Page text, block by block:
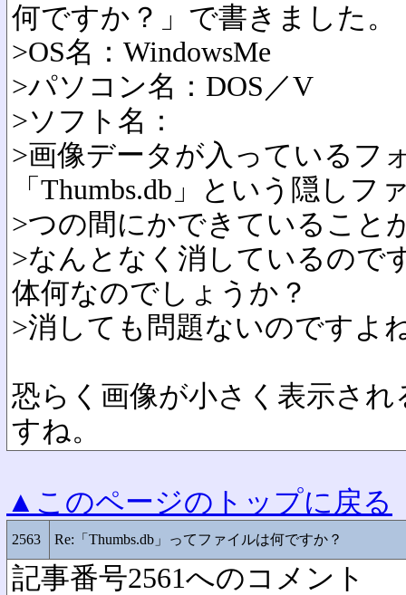
何ですか？」で書きました。
>OS名：WindowsMe
>パソコン名：DOS／V
>ソフト名：
>画像データが入っているフ
「Thumbs.db」という隠しフ
>つの間にかできていること
>なんとなく消しているので
体何なのでしょうか？
>消しても問題ないのですよ
恐らく画像が小さく表示さ
すね。
▲このページのトップに戻る
2563 Re:「Thumbs.db」ってファイルは何ですか？
記事番号2561へのコメント